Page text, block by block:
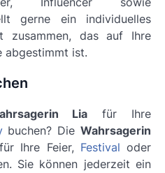
gerne ein individuelles
zusammen, das auf Ihre
abgestimmt ist.
Lia für Ihre
buchen? DieWahrsagerin
Ihre Feier, Festival oder
Sie können jederzeit ein